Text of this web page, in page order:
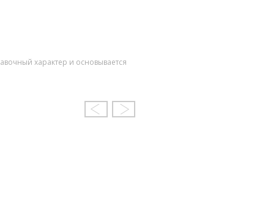
характер и основывается